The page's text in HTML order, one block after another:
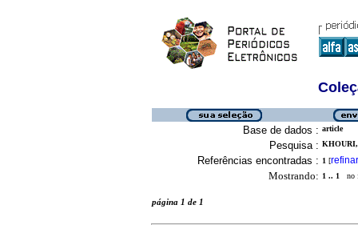
Base de dados : article
Pesquisa :
Referências encontradas : 1 [refinar
Mostrando: 1 .. 1 no
página 1 de 1